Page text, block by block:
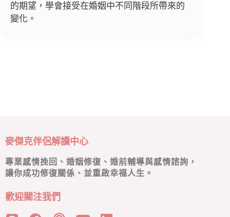
的期望，學會接受在婚姻中不同階段所帶來的
變化。
麥傑克伴侶解讀中心
專業感情挽回、婚姻修復、婚前輔導與感情諮詢，
讓你成功修復關係、並重啟幸福人生。
歡迎關注我們